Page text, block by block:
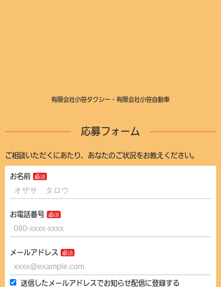
有限会社小笹タクシー・有限会社小笹自動車
応募フォーム
ご相談いただくにあたり、あなたのご状況をお教えください。
お名前
お電話番号
メールアドレス
送信したメールアドレスでお知らせ配信に登録する